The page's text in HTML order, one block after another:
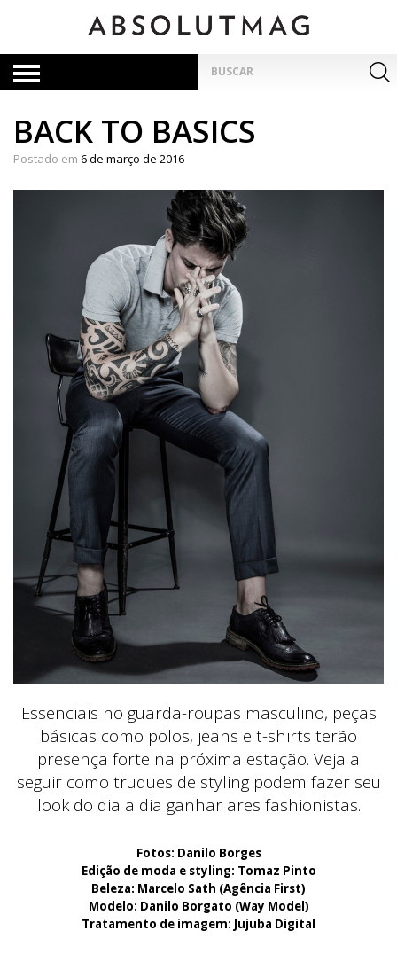
por:
BACK TO BASICS
Postado em 6 de março de 2016
Essenciais no guarda-roupas masculino, peças
básicas como polos, jeans e t-shirts terão
presença forte na próxima estação. Veja a
seguir como truques de styling podem fazer seu
look do dia a dia ganhar ares fashionistas.
Fotos: Danilo Borges
Edição de moda e styling: Tomaz Pinto
Beleza: Marcelo Sath (Agência First)
Modelo: Danilo Borgato (Way Model)
Tratamento de imagem: Jujuba Digital